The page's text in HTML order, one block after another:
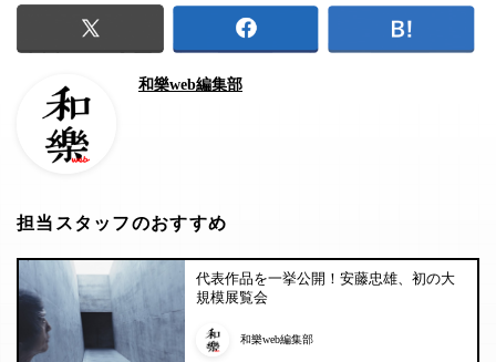
和樂web編集部
担当スタッフのおすすめ
代表作品を一挙公開！安藤忠雄、初の大
規模展覧会
和樂web編集部